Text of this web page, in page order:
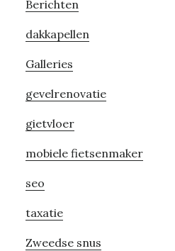
Sidebar
Berichten
dakkapellen
Galleries
gevelrenovatie
gietvloer
mobiele fietsenmaker
seo
taxatie
Zweedse snus